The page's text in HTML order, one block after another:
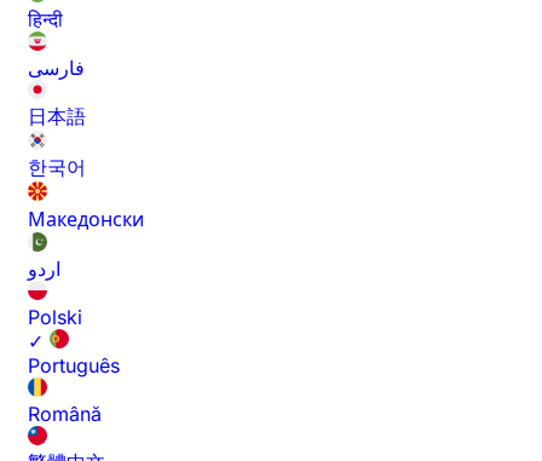
हिन्दी
فارسی
日本語
한국어
Македонски
اردو
Polski
✓
Português
Română